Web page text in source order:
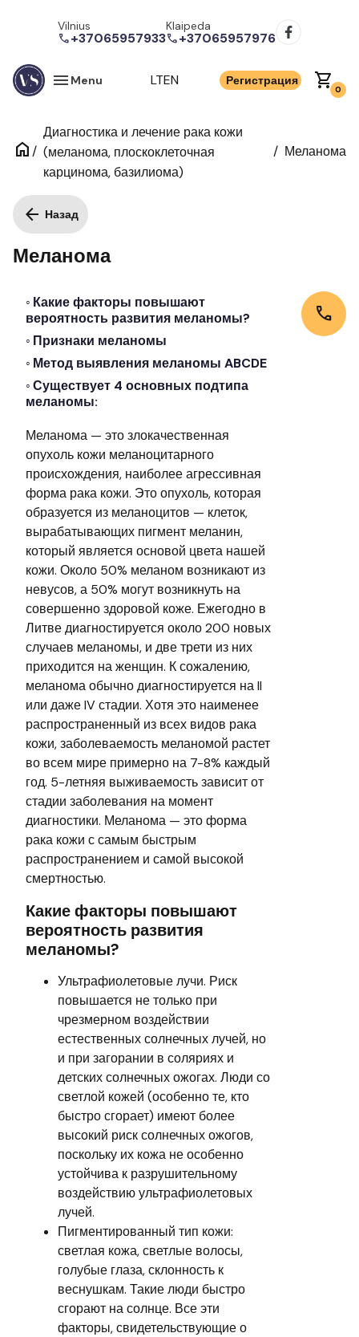
Vilnius
call+37065957933
Klaipeda
call+37065957976
menu Menu LTEN Регистрация shopping_cart0
home/
Диагностика и лечение рака кожи
(меланома, плоскоклеточная
карцинома, базилиома)
/ Меланома
arrow_back Назад
Меланома
Какие факторы повышают
вероятность развития меланомы?
Признаки меланомы
Метод выявления меланомы ABCDE
Существует 4 основных подтипа
меланомы:
Меланома — это злокачественная
опухоль кожи меланоцитарного
происхождения, наиболее агрессивная
форма рака кожи. Это опухоль, которая
образуется из меланоцитов — клеток,
вырабатывающих пигмент меланин,
который является основой цвета нашей
кожи. Около 50% меланом возникают из
невусов, а 50% могут возникнуть на
совершенно здоровой коже. Ежегодно в
Литве диагностируется около 200 новых
случаев меланомы, и две трети из них
приходится на женщин. К сожалению,
меланома обычно диагностируется на II
или даже IV стадии. Хотя это наименее
распространенный из всех видов рака
кожи, заболеваемость меланомой растет
во всем мире примерно на 7-8% каждый
год. 5-летняя выживаемость зависит от
стадии заболевания на момент
диагностики. Меланома — это форма
рака кожи с самым быстрым
распространением и самой высокой
смертностью.
Какие факторы повышают
вероятность развития
меланомы?
Ультрафиолетовые лучи. Риск
повышается не только при
чрезмерном воздействии
естественных солнечных лучей, но
и при загорании в соляриях и
детских солнечных ожогах. Люди со
светлой кожей (особенно те, кто
быстро сгорает) имеют более
высокий риск солнечных ожогов,
поскольку их кожа не особенно
устойчива к разрушительному
воздействию ультрафиолетовых
лучей.
Пигментированный тип кожи:
светлая кожа, светлые волосы,
голубые глаза, склонность к
веснушкам. Такие люди быстро
сгорают на солнце. Все эти
факторы, свидетельствующие о
call